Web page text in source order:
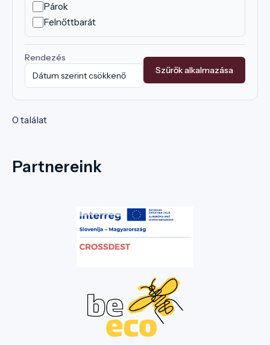
Párok
Felnőttbarát
Rendezés
Szűrők alkalmazása
0 találat
Partnereink